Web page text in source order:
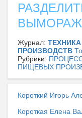
Журнал:
ПРОИЗВОДСТВ
Рубрики:
ПИЩЕВЫХ
Короткий Игорь
Короткая Елена